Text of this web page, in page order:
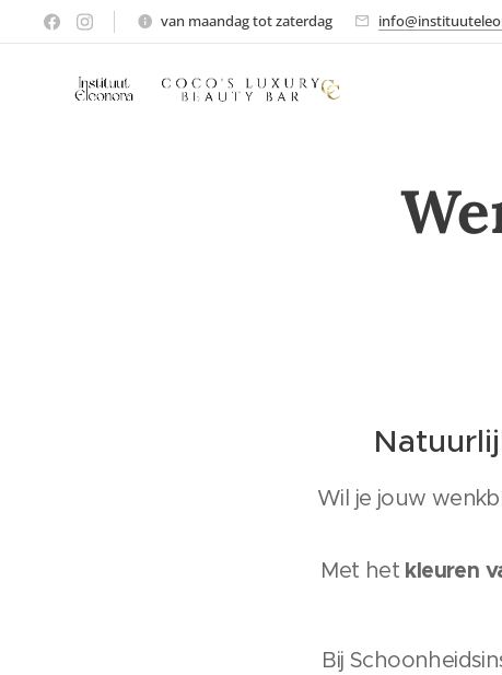
van maandag tot zaterdag
Wil je jouw
Met het kleuren
Bij